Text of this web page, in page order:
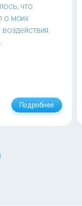
что
о моих
Подробнее